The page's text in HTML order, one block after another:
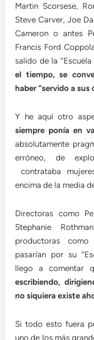
Martin Scorsese,
Steve Carver, Joe
Cameron o antes
Francis Ford
salido de la
el tiempo, se
haber “servido a sus
Y he aquí otro
siempre ponía en
absolutamente
erróneo, de
contrataba
encima de la media
Directoras como
Stephanie
productoras
pasarían por su
llego a comentar
escribiendo,
no siquiera existe
Si todo esto fuera
uno de los más